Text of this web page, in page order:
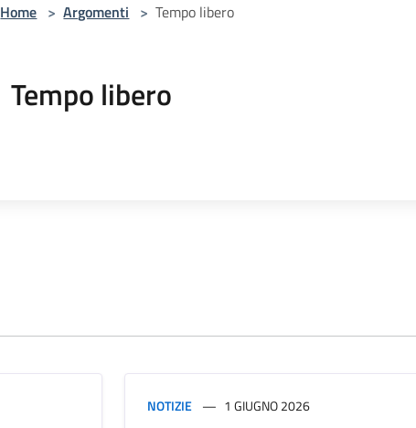
Home > Argomenti > Tempo libero
Tempo libero
NOTIZIE 1 GIUGNO 2026